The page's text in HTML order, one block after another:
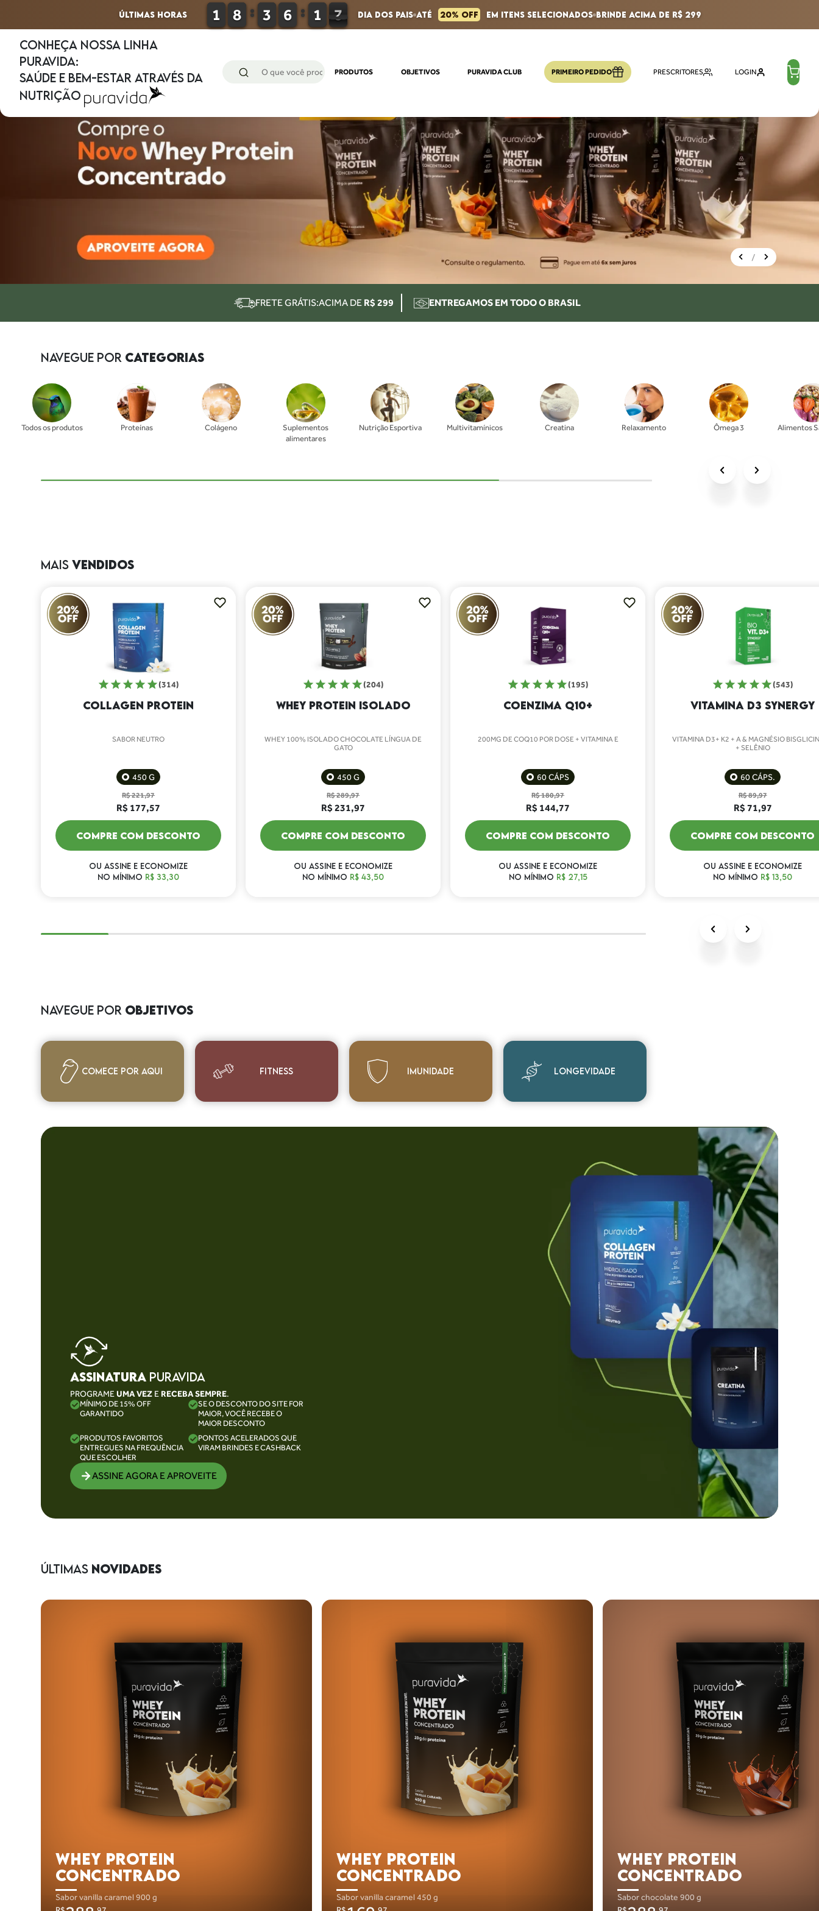
ÚLTIMAS HORAS 0
0
1
1 0
0
8
8 0
0
3
3 0
0
6
6 2
1
1 6
6
5 dia dos pais até 20% off em itens selecionados BRINDE ACIMA DE R$ 299
CONHEÇA NOSSA LINHA
PURAVIDA:
SAÚDE E BEM-ESTAR ATRAVÉS DA
NUTRIÇÃO
PRODUTOS OBJETIVOS PURAVIDA CLUB PRIMEIRO PEDIDO PRESCRITORES LOGIN
/
FRETE GRÁTIS:ACIMA DE R$ 299 ENTREGAMOS EM TODO O BRASIL
NAVEGUE POR CATEGORIAS
Todos os produtos Proteínas Colágeno
Suplementos
alimentares
Nutrição Esportiva Multivitamínicos Creatina Relaxamento Ômega 3 Alimentos
MAISVENDIDOS
(314)
COLLAGEN PROTEIN
SABOR NEUTRO
450 G
R$ 221,97
R$ 177,57
COMPRE COM DESCONTO
OU ASSINE E ECONOMIZE
NO MÍNIMO R$ 33,30
(204)
WHEY PROTEIN ISOLADO
WHEY 100% ISOLADO CHOCOLATE LÍNGUA DE
GATO
450 G
R$ 289,97
R$ 231,97
COMPRE COM DESCONTO
OU ASSINE E ECONOMIZE
NO MÍNIMO R$ 43,50
(195)
COENZIMA Q10+
200MG DE COQ10 POR DOSE + VITAMINA E
60 CÁPS
R$ 180,97
R$ 144,77
COMPRE COM DESCONTO
OU ASSINE E ECONOMIZE
NO MÍNIMO R$ 27,15
(543)
VITAMINA D3 SYNERGY
VITAMINA D3+ K2 + A & MAGNÉSIO
+ SELÊNIO
60 CÁPS.
R$ 89,97
R$ 71,97
COMPRE COM DESCONTO
OU ASSINE E ECONOMIZE
NO MÍNIMO R$ 13,50
NAVEGUE POR OBJETIVOS
Comece por aqui Fitness Imunidade Longevidade
ASSINATURA PURAVIDA
PROGRAMEUMA VEZ E RECEBA SEMPRE.
MÍNIMO DE 15% OFF
GARANTIDO
SE O DESCONTO DO SITE FOR
MAIOR, VOCÊ RECEBE O
MAIOR DESCONTO
PRODUTOS FAVORITOS
ENTREGUES NA FREQUÊNCIA
QUE ESCOLHER
PONTOS ACELERADOS QUE
VIRAM BRINDES E CASHBACK
ASSINE AGORA E APROVEITE
ÚLTIMAS NOVIDADES
WHEY PROTEIN
CONCENTRADO
sabor vanilla caramel 900 g
WHEY PROTEIN
CONCENTRADO
sabor vanilla caramel 450 g
WHEY PROTEIN
CONCENTRADO
sabor chocolate 900 g